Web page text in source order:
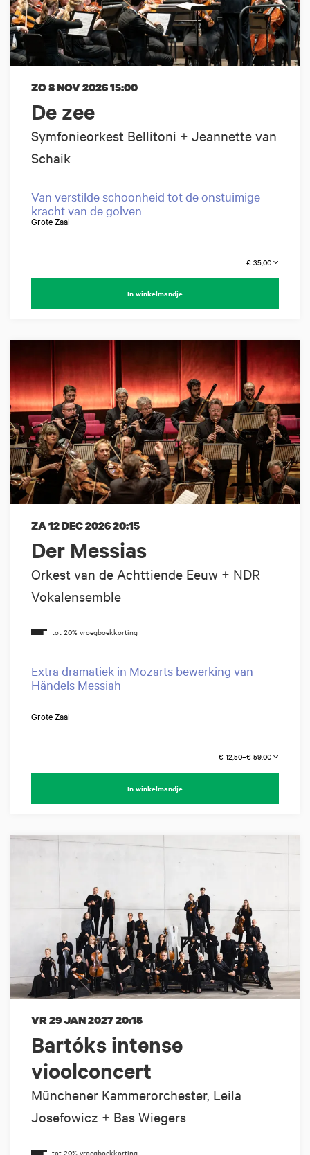
De zee
Symfonieorkest Bellitoni + Jeannette van
Schaik
ZO 8 NOV 202615:00
Van verstilde schoonheid tot de onstuimige
kracht van de golven
Grote Zaal
€ 35,00
In winkelmandje
Der Messias
Orkest van de Achttiende Eeuw + NDR
Vokalensemble
ZA 12 DEC 202620:15
Extra dramatiek in Mozarts bewerking van
Händels Messiah
Grote Zaal
€ 12,50–€ 59,00
In winkelmandje
Bartóks intense
vioolconcert
Münchener Kammerorchester, Leila
Josefowicz + Bas Wiegers
VR 29 JAN 202720:15